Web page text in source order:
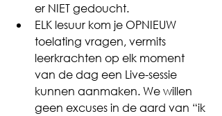
er NIET gedoucht.
ELK lesuur kom je OPNIEUW
toelating vragen, vermits
leerkrachten op elk moment
van de dag een Live-sessie
kunnen aanmaken. We willen
geen excuses in de aard van “ik